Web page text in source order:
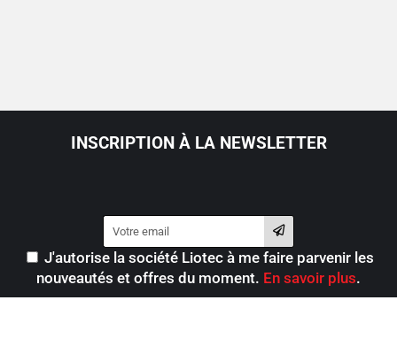
INSCRIPTION À LA NEWSLETTER
J'autorise la société Liotec à me faire parvenir les
nouveautés et offres du moment. En savoir plus.